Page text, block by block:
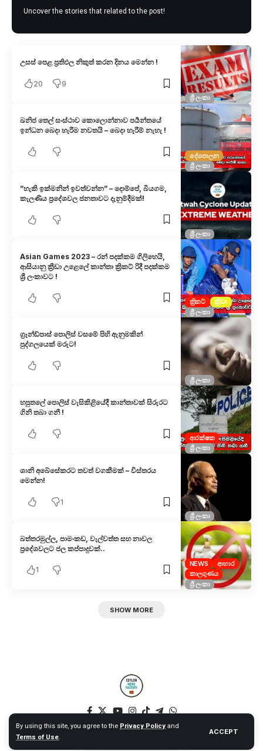
By using this site, you agree to the Privacy Policy and
Terms of Use.
ACCEPT
Uncover the stories that related to the post!
ශ්‍රී ලංකා
උසස් පෙළ ප්‍රතිඵල නිකුත් කරන දිනය මෙන්න !
20 9
දේශපාලන
ශ්‍රී ලංකා
ඛනිජ තෙල් සංස්ථාව කොලොන්නාව පර්‍යන්තයේ
ඉන්ධන බෙදා හැරීම නවතයි – බෙදා හැරීම් නැහැ !
ශ්‍රී ලංකා
”හැකි ඉක්මනින් ඉවත්වන්න” – දොම්පේ, බියගම,
කැලණිය ප්‍රදේශවල ජනතාවට දැනුම්දීමක්!
ක්‍රිකට්
ක්‍රීඩා
ශ්‍රී ලංකා
Asian Games 2023 – රන් පදක්කම ගිලිහෙයි,
ආසියානු ක්‍රීඩා උළෙලේ කාන්තා ක්‍රිකට් රිදී පදක්කම
ශ්‍රී ලංකාවට !
ශ්‍රී ලංකා
ග්‍රෑන්ඩ්පාස් පොලිස් වසමේ පිහි ඇනුමකින්
පුද්ගලයෙක් මරුට!
ආරක්ෂක
ශ්‍රී ලංකා
හපුතලේ පොලිස් වැසිකිළියේදී කාන්තාවක් සිරුරට
ගිනි තබා ගනී !
ශ්‍රී ලංකා
ශානි අබේසේකරට තවත් වගකීමක් – විස්තරය
මෙන්න!
1
NEWS
ආහාර
කාලගුණය
ශ්‍රී ලංකා
බත්තරමුල්ල, පාමංකඩ, වැල්වත්ත සහ නාවල
ප්‍රදේශවලට ජල කප්පාදුවක්..
1
SHOW MORE
© 2025 Ceylon News Factory. All Rights Reserved. – Web by NT –